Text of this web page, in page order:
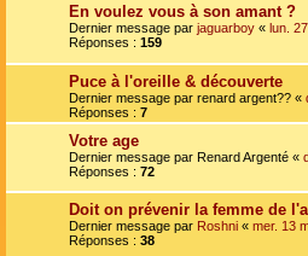
En voulez vous à son amant ?
Dernier message par jaguarboy « lun.
Réponses : 159
Puce à l'oreille & découverte
Dernier message par renard argent?? «
Réponses : 7
Votre age
Dernier message par Renard Argenté «
Réponses : 72
Doit on prévenir la femme de
Dernier message par Roshni « mer. 13
Réponses : 38